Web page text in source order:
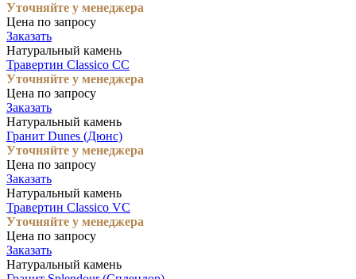
Уточняйте у менеджера
Цена по запросу
Заказать
Натуральный камень
Травертин Classico CC
Уточняйте у менеджера
Цена по запросу
Заказать
Натуральный камень
Гранит Dunes (Дюнс)
Уточняйте у менеджера
Цена по запросу
Заказать
Натуральный камень
Травертин Classico VC
Уточняйте у менеджера
Цена по запросу
Заказать
Натуральный камень